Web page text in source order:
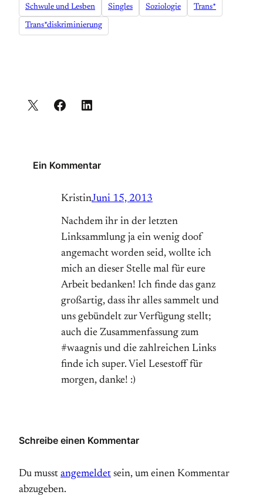
Schwule und Lesben Singles Soziologie Trans*
Trans*diskriminierung
Ein Kommentar
KristinJuni 15, 2013
Nachdem ihr in der letzten
Linksammlung ja ein wenig doof
angemacht worden seid, wollte ich
mich an dieser Stelle mal für eure
Arbeit bedanken! Ich finde das ganz
großartig, dass ihr alles sammelt und
uns gebündelt zur Verfügung stellt;
auch die Zusammenfassung zum
#waagnis und die zahlreichen Links
finde ich super. Viel Lesestoff für
morgen, danke! :)
Schreibe einen Kommentar
Du musst angemeldet sein, um einen Kommentar
abzugeben.